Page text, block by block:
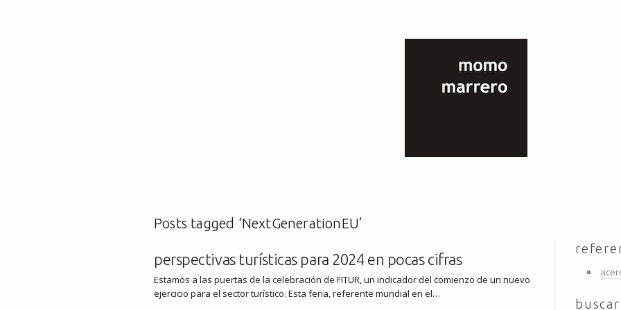
Posts tagged ‘NextGenerationEU’
perspectivas turísticas para 2024 en pocas cifras
Estamos a las puertas de la celebración de FITUR, un indicador del comienzo de un nuevo
ejercicio para el sector turístico. Esta feria, referente mundial en el…
buscar